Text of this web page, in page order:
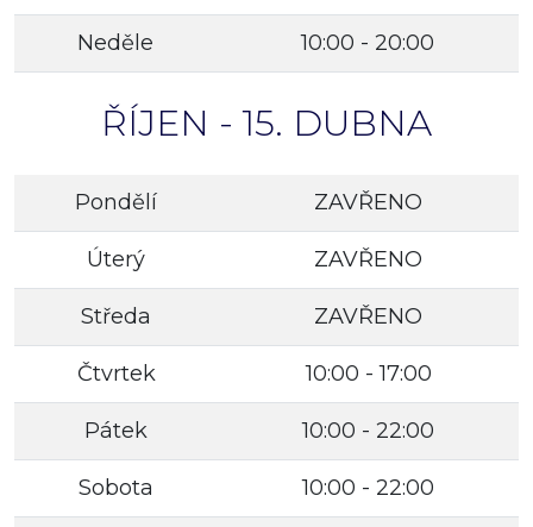
Neděle 10:00 - 20:00
ŘÍJEN - 15. DUBNA
Pondělí ZAVŘENO
Úterý ZAVŘENO
Středa ZAVŘENO
Čtvrtek 10:00 - 17:00
Pátek 10:00 - 22:00
Sobota 10:00 - 22:00